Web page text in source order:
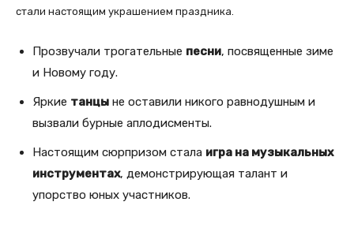
стали настоящим украшением праздника.
Прозвучали трогательные песни, посвященные зиме
и Новому году.
Яркие танцы не оставили никого равнодушным и
вызвали бурные аплодисменты.
Настоящим сюрпризом стала игра на музыкальных
инструментах, демонстрирующая талант и
упорство юных участников.